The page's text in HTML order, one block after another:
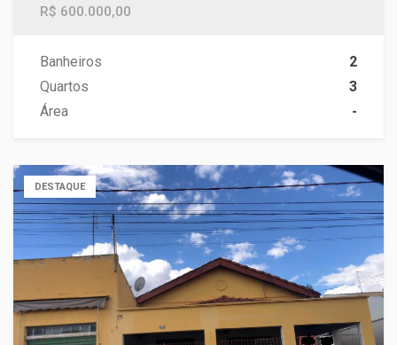
R$ 600.000,00
Banheiros
2
Quartos
3
Área
-
DESTAQUE